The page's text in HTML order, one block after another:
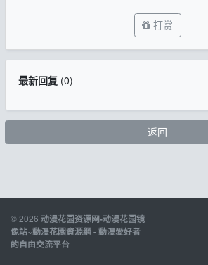
打赏
最新回复(0)
返回
© 2026 动漫花园资源网-动漫花园镜
像站~動漫花園資源網 - 動漫愛好者
的自由交流平台